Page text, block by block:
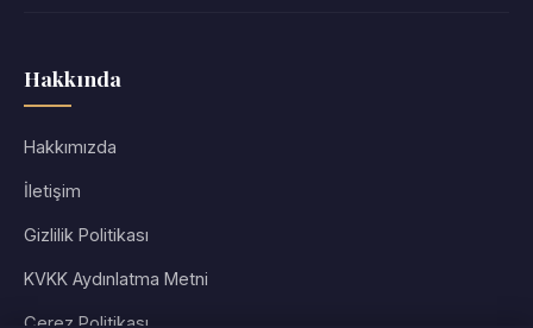
Hakkında
Hakkımızda
İletişim
Gizlilik Politikası
KVKK Aydınlatma Metni
Çerez Politikası